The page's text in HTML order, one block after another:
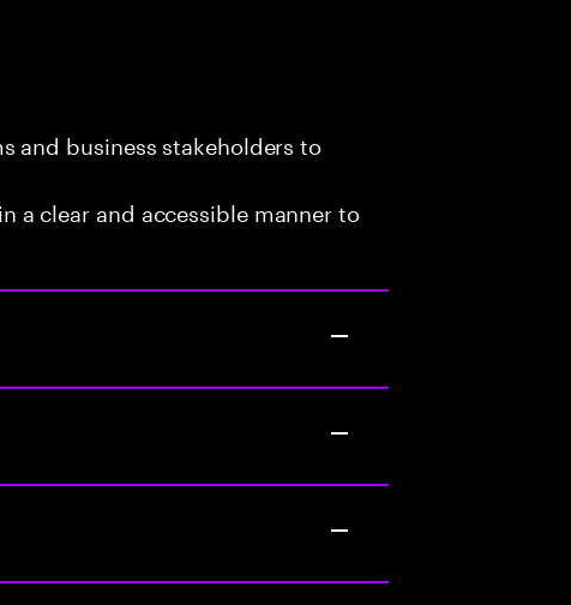
and business stakeholders to
a clear and accessible manner to